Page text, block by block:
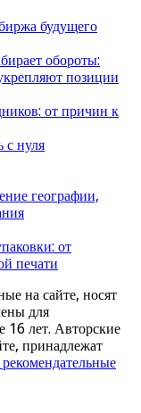
будущего
обороты:
позиции
от причин к
с нуля
географии,
от
печати
на сайте, носят
для
16 лет. Авторские
принадлежат